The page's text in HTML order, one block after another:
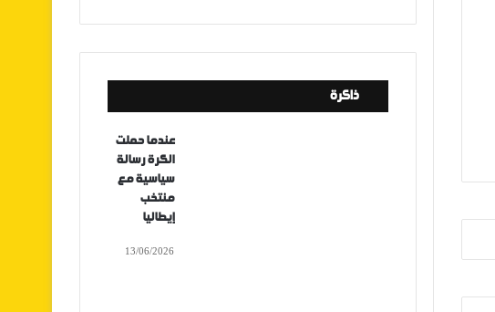
ذاكرة
عندما حملت
الكرة رسالة
سياسية مع
منتخب
إيطاليا
13/06/2026